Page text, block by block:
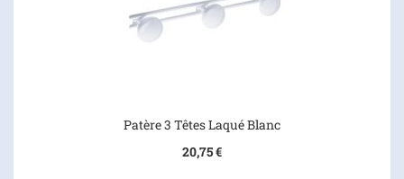
Patère 3 Têtes Laqué Blanc
20,75 €